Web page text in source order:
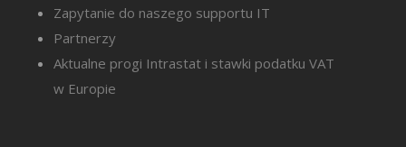
Zapytanie do naszego supportu IT
Partnerzy
Aktualne progi Intrastat i stawki podatku VAT
w Europie